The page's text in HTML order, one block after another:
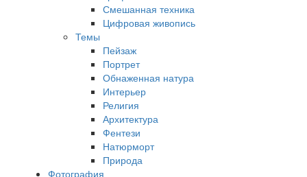
Смешанная техника
Цифровая живопись
Темы
Пейзаж
Портрет
Обнаженная натура
Интерьер
Религия
Архитектура
Фентези
Натюрморт
Природа
Фотография